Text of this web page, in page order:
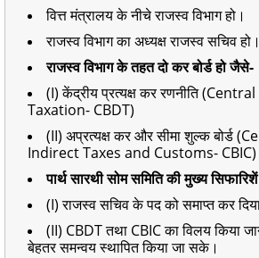
वित्त मंत्रालय के नीचे राजस्व विभाग हो।
राजस्व विभाग का अध्यक्ष राजस्व सचिव हो।
राजस्व विभाग के तहत दो कर बोर्ड हो जैसे-
(I) केंद्रीय प्रत्यक्ष कर रणनीति
Taxation- CBDT)
(II) अप्रत्यक्ष कर और सीमा शुल्क बोर्ड
Indirect Taxes and Customs- CBIC)
पार्थ सारथी सोम समिति की मुख्य
(I) राजस्व सचिव के पद को समाप्त कर दिया
(II) CBDT तथा CBIC का विलय किया
बेहतर समन्वय स्थापित किया जा सके।